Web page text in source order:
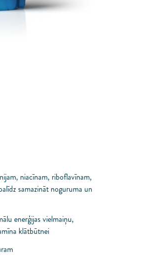
niacīnam, riboflavīnam,
samazināt noguruma un
enerģijas vielmaiņu,
klātbūtnei